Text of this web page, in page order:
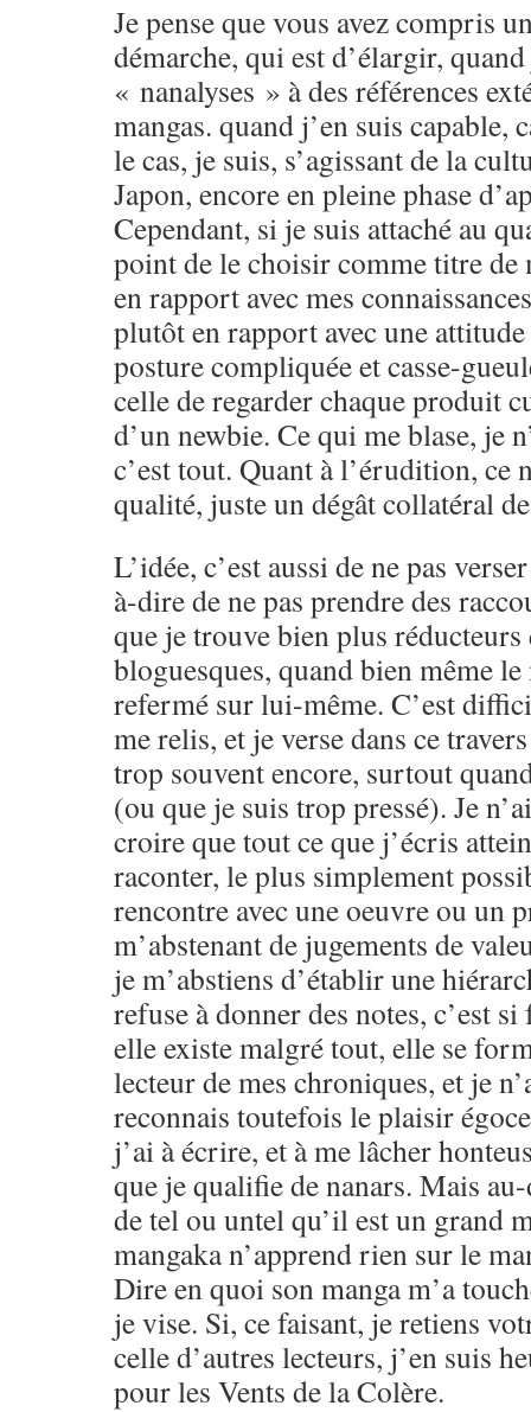
Je pense que vous avez compris
démarche, qui est d’élargir,
« nanalyses » à des références
mangas. quand j’en suis capable,
le cas, je suis, s’agissant de la
Japon, encore en pleine phase
Cependant, si je suis attaché au
point de le choisir comme titre de
en rapport avec mes
plutôt en rapport avec une
posture compliquée et casse-
celle de regarder chaque produit
d’un newbie. Ce qui me blase, je
c’est tout. Quant à l’érudition, ce
qualité, juste un dégât collatéral
L’idée, c’est aussi de ne pas
à-dire de ne pas prendre des
que je trouve bien plus réducteurs
bloguesques, quand bien même
refermé sur lui-même. C’est
me relis, et je verse dans ce
trop souvent encore, surtout
(ou que je suis trop pressé). Je
croire que tout ce que j’écris
raconter, le plus simplement
rencontre avec une oeuvre ou un
m’abstenant de jugements de
je m’abstiens d’établir une
refuse à donner des notes, c’est
elle existe malgré tout, elle se
lecteur de mes chroniques, et je
reconnais toutefois le plaisir
j’ai à écrire, et à me lâcher
que je qualifie de nanars. Mais
de tel ou untel qu’il est un grand
mangaka n’apprend rien sur le
Dire en quoi son manga m’a
je vise. Si, ce faisant, je retiens
celle d’autres lecteurs, j’en suis
pour les Vents de la Colère.